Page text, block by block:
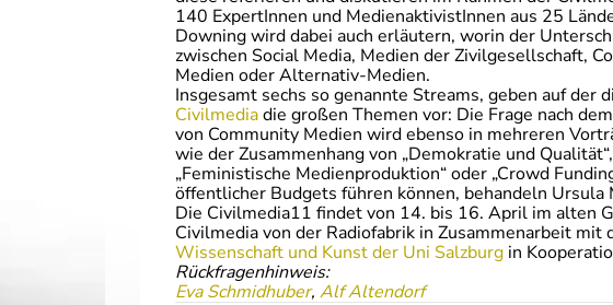
140 ExpertInnen und MedienaktivistInnen aus 25
Downing wird dabei auch erläutern, worin der
zwischen Social Media, Medien der Zivilgesellschaft,
Medien oder Alternativ-Medien.
Insgesamt sechs so genannte Streams, geben auf der
Civilmediadie großen Themen vor: Die Frage nach
von Community Medien wird ebenso in mehreren
wie der Zusammenhang von „Demokratie und
„Feministische Medienproduktion“ oder „Crowd
öffentlicher Budgets führen können, behandeln
Die Civilmedia11 findet von 14. bis 16. April im alten
Civilmedia von der Radiofabrik in Zusammenarbeit mit
Wissenschaft und Kunst der Uni Salzburg in
Rückfragenhinweis:
Eva Schmidhuber, Alf Altendorf